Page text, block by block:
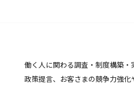
働く人に関わる調査・制度構築・
政策提言、お客さまの競争力強化